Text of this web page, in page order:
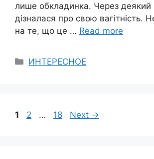
лише обкладинка. Через деякий
дізналася про свою вагітність.
на те, що це … Read more
Categories
ИНТЕРЕСНОЕ
Page
1 Page
2 … Page
18 Next →